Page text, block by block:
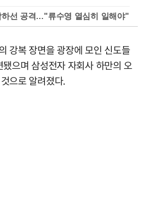
하선 공격…"류수영 열심히 일해야"
강복 장면을 광장에 모인 신도들
으며 삼성전자 자회사 하만의 오
으로 알려졌다.